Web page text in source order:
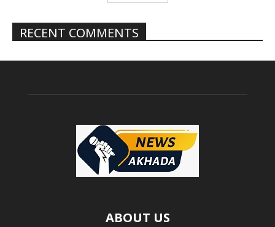
RECENT COMMENTS
ABOUT US